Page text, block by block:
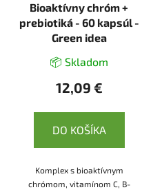
Bioaktívny chróm +
prebiotiká - 60 kapsúl -
Green idea
📦 Skladom
12,09 €
DO KOŠÍKA
Komplex s bioaktívnym
chrómom, vitamínom C, B-